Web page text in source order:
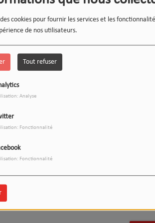
cookies pour fournir les services et les
de nos utilisateurs.
Tout refuser
Analyse
Fonctionnalité
Fonctionnalité